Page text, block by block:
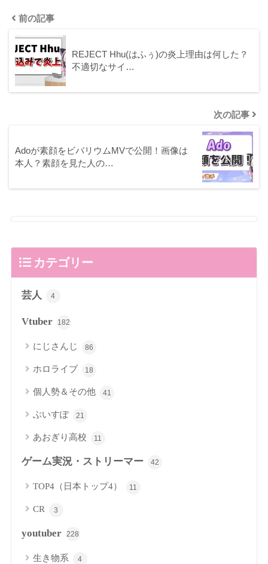
前の記事
REJECT Hhu(はふぅ)の炎上理由は何した？
不適切なサイ…
次の記事
Adoが素顔をビバリウムMVで公開！画像は
本人？素顔を見た人の…
カテゴリー
芸人 4
Vtuber 182
にじさんじ 86
ホロライブ 18
個人勢＆その他 41
ぶいすぽ 21
あおぎり高校 11
ゲーム実況・ストリーマー 42
TOP4（日本トップ4） 11
CR 3
youtuber 228
生き物系 4